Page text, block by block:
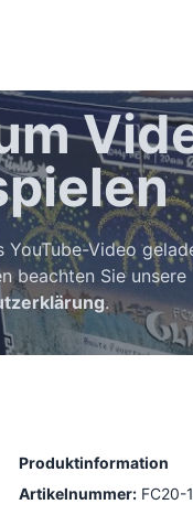
Video
beachten Sie unsere
.
Produktinformation
Artikelnummer: FC20-